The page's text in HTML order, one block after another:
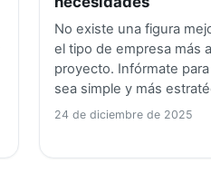
No existe una figura
el tipo de empresa más
proyecto. Infórmate
sea simple y más
24 de diciembre de 2025